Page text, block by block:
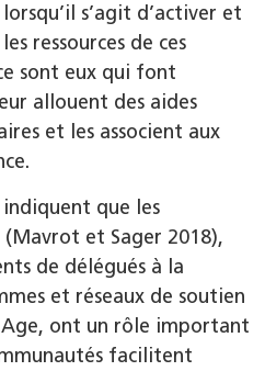
s’agit d’activer et
ressources de ces
sont eux qui font
allouent des aides
et les associent aux
que les
et Sager 2018),
de délégués à la
et réseaux de soutien
ont un rôle important
facilitent